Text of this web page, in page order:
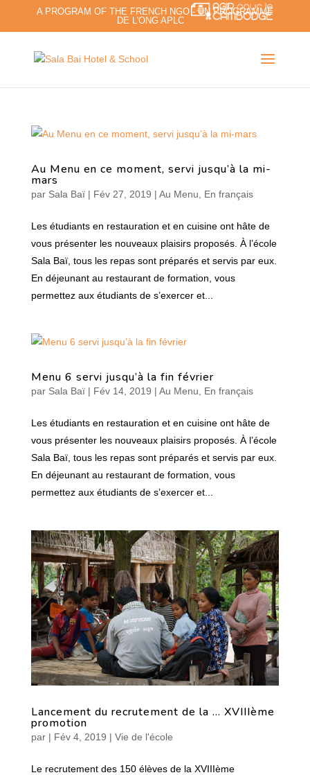
A PROGRAM OF THE FRENCH NGO - UN PROGRAMME
DE L'ONG APLC
Au Menu en ce moment, servi jusqu’à la mi-
mars
par Sala Baï| Fév 27, 2019 | Au Menu En français
Les étudiants en restauration et en cuisine ont hâte de
vous présenter les nouveaux plaisirs proposés. À l’école
Sala Baï, tous les repas sont préparés et servis par eux.
En déjeunant au restaurant de formation, vous
permettez aux étudiants de s’exercer et...
Menu 6 servi jusqu’à la fin février
par Sala Baï| Fév 14, 2019 | Au Menu En français
Les étudiants en restauration et en cuisine ont hâte de
vous présenter les nouveaux plaisirs proposés. À l’école
Sala Baï, tous les repas sont préparés et servis par eux.
En déjeunant au restaurant de formation, vous
permettez aux étudiants de s’exercer et...
Lancement du recrutement de la … XVIIIème
promotion
par | Fév 4, 2019 | Vie de l'école
Le recrutement des 150 élèves de la XVIIIème